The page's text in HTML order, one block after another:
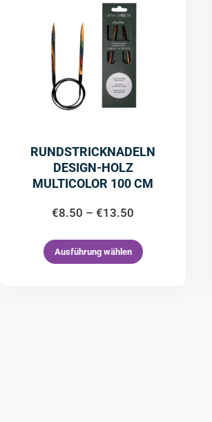
RUNDSTRICKNADELN
DESIGN-HOLZ
MULTICOLOR 100 CM
€8.50 – €13.50
Ausführung wählen